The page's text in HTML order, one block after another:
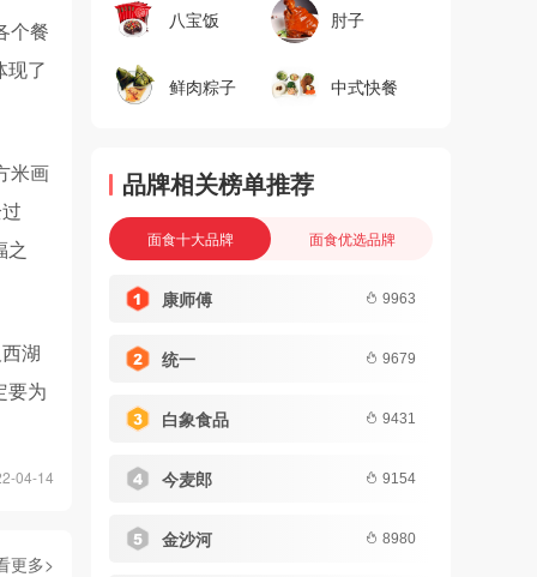
个餐
现了
米画
之
湖
要为
04-14
更多>
八宝饭 肘子
鲜肉粽子 中式快餐
品牌相关榜单推荐
面食十大品牌 面食优选品牌
康师傅 9963
统一 9679
白象食品 9431
今麦郎 9154
金沙河 8980